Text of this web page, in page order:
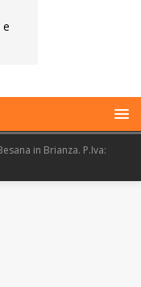
in Brianza. P.Iva: